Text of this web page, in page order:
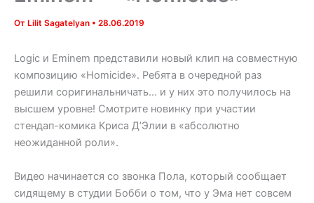
От Lilit Sagatelyan • 28.06.2019
Logic и Eminem представили новый клип на совместную
композицию «Homicide». Ребята в очередной раз
решили соригинальничать… и у них это получилось на
высшем уровне! Смотрите новинку при участии
стендап-комика Криса Д’Элии в «абсолютно
неожиданной роли».
Видео начинается со звонка Пола, который сообщает
сидящему в студии Бобби о том, что у Эма нет совсем